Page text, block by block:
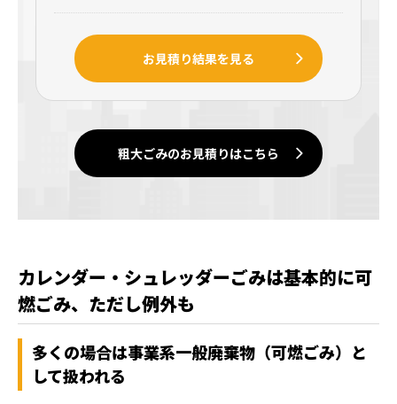
お見積り結果を見る
粗大ごみのお見積りはこちら
カレンダー・シュレッダーごみは基本的に可
燃ごみ、ただし例外も
多くの場合は事業系一般廃棄物（可燃ごみ）と
して扱われる